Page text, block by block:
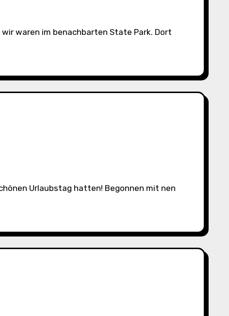
waren im benachbarten State Park. Dort